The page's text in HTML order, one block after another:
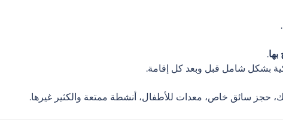
.
.
بشكل شامل قبل وبعد كل إقامة.
حجز سائق خاص، معدات للأطفال، أنشطة ممتعة والكثير غيرها.